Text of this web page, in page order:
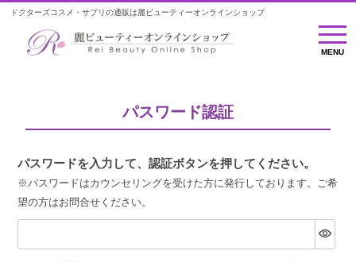
ドクターズコスメ・サプリの通販は麗ビューティーオンラインショップ
MENU
MENU
パスワード認証
パスワードを入力して、認証ボタンを押してください。
※パスワードはカウンセリングを受けた方に発行しております。ご希
望の方はお問合せください。